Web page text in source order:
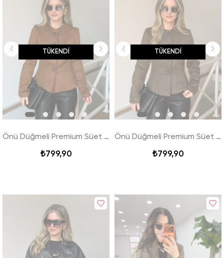
TÜKENDI
Önü Düğmeli Premium Süet Ceket - Camel
₺799,90
TÜKENDI
Önü Düğmeli Premium Süet Ceket - Haki
₺799,90